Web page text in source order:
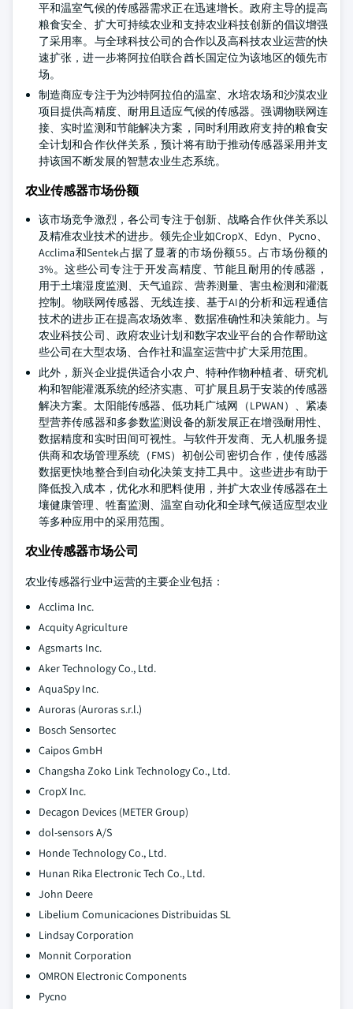
平和温室气候的传感器需求正在迅速增长。政府主导的提高
粮食安全、扩大可持续农业和支持农业科技创新的倡议增强
了采用率。与全球科技公司的合作以及高科技农业运营的快
速扩张，进一步将阿拉伯联合酋长国定位为该地区的领先市
场。
制造商应专注于为沙特阿拉伯的温室、水培农场和沙漠农业
项目提供高精度、耐用且适应气候的传感器。强调物联网连
接、实时监测和节能解决方案，同时利用政府支持的粮食安
全计划和合作伙伴关系，预计将有助于推动传感器采用并支
持该国不断发展的智慧农业生态系统。
农业传感器市场份额
该市场竞争激烈，各公司专注于创新、战略合作伙伴关系以
及精准农业技术的进步。领先企业如CropX、Edyn、Pycno、
Acclima和Sentek占据了显著的市场份额55。占市场份额的
3%。这些公司专注于开发高精度、节能且耐用的传感器，
用于土壤湿度监测、天气追踪、营养测量、害虫检测和灌溉
控制。物联网传感器、无线连接、基于AI的分析和远程通信
技术的进步正在提高农场效率、数据准确性和决策能力。与
农业科技公司、政府农业计划和数字农业平台的合作帮助这
些公司在大型农场、合作社和温室运营中扩大采用范围。
此外，新兴企业提供适合小农户、特种作物种植者、研究机
构和智能灌溉系统的经济实惠、可扩展且易于安装的传感器
解决方案。太阳能传感器、低功耗广域网（LPWAN）、紧凑
型营养传感器和多参数监测设备的新发展正在增强耐用性、
数据精度和实时田间可视性。与软件开发商、无人机服务提
供商和农场管理系统（FMS）初创公司密切合作，使传感器
数据更快地整合到自动化决策支持工具中。这些进步有助于
降低投入成本，优化水和肥料使用，并扩大农业传感器在土
壤健康管理、牲畜监测、温室自动化和全球气候适应型农业
等多种应用中的采用范围。
农业传感器市场公司
农业传感器行业中运营的主要企业包括：
Acclima Inc.
Acquity Agriculture
Agsmarts Inc.
Aker Technology Co., Ltd.
AquaSpy Inc.
Auroras (Auroras s.r.l.)
Bosch Sensortec
Caipos GmbH
Changsha Zoko Link Technology Co., Ltd.
CropX Inc.
Decagon Devices (METER Group)
dol-sensors A/S
Honde Technology Co., Ltd.
Hunan Rika Electronic Tech Co., Ltd.
John Deere
Libelium Comunicaciones Distribuidas SL
Lindsay Corporation
Monnit Corporation
OMRON Electronic Components
Pycno